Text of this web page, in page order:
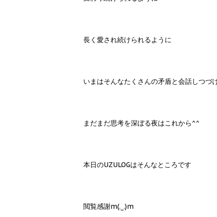
長く愛され続けられるように
いまはそんなたくさんの矛盾と会話しつづ
まだまだ思考を深ぼる夜はこれから^^
本日のUZULOGはそんなところです
閲覧感謝m(._.)m